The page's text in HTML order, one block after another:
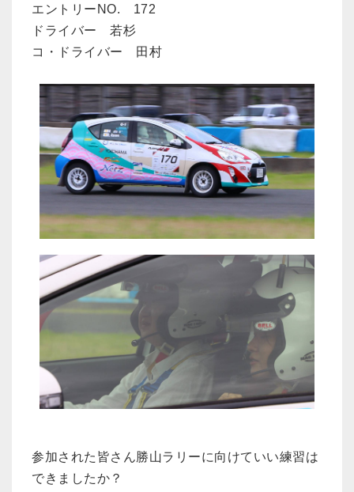
エントリーNO. 172
ドライバー 若杉
コ・ドライバー 田村
参加された皆さん勝山ラリーに向けていい練習は
できましたか？